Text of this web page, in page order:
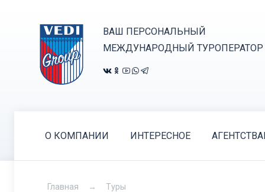
ВАШ ПЕРСОНАЛЬНЫЙ
МЕЖДУНАРОДНЫЙ ТУРОПЕРАТОР
О КОМПАНИИ ИНТЕРЕСНОЕ
Главная Туры